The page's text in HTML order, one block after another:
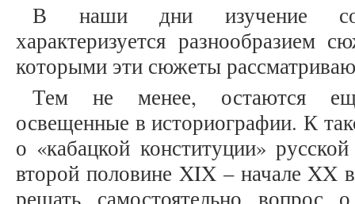
В наши дни изучение
характеризуется разнообразием
которыми эти сюжеты
Тем не менее, остаются
освещенные в историографии. К
о «кабацкой конституции»
второй половине XIX – начале XX